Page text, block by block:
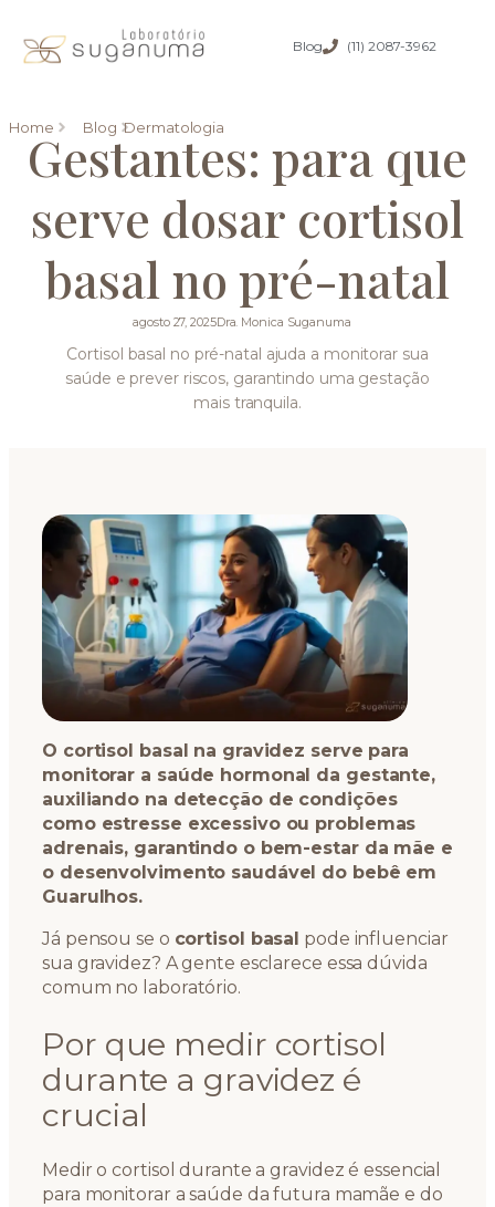
Blog (11) 2087-3962
Home Blog Dermatologia
Gestantes: para que
serve dosar cortisol
basal no pré-natal
agosto 27, 2025Dra. Monica Suganuma
Cortisol basal no pré-natal ajuda a monitorar sua
saúde e prever riscos, garantindo uma gestação
mais tranquila.
O cortisol basal na gravidez serve para
monitorar a saúde hormonal da gestante,
auxiliando na detecção de condições
como estresse excessivo ou problemas
adrenais, garantindo o bem-estar da mãe e
o desenvolvimento saudável do bebê em
Guarulhos.
Já pensou se o cortisol basal pode influenciar
sua gravidez? A gente esclarece essa dúvida
comum no laboratório.
Por que medir cortisol
durante a gravidez é
crucial
Medir o cortisol durante a gravidez é essencial
para monitorar a saúde da futura mamãe e do